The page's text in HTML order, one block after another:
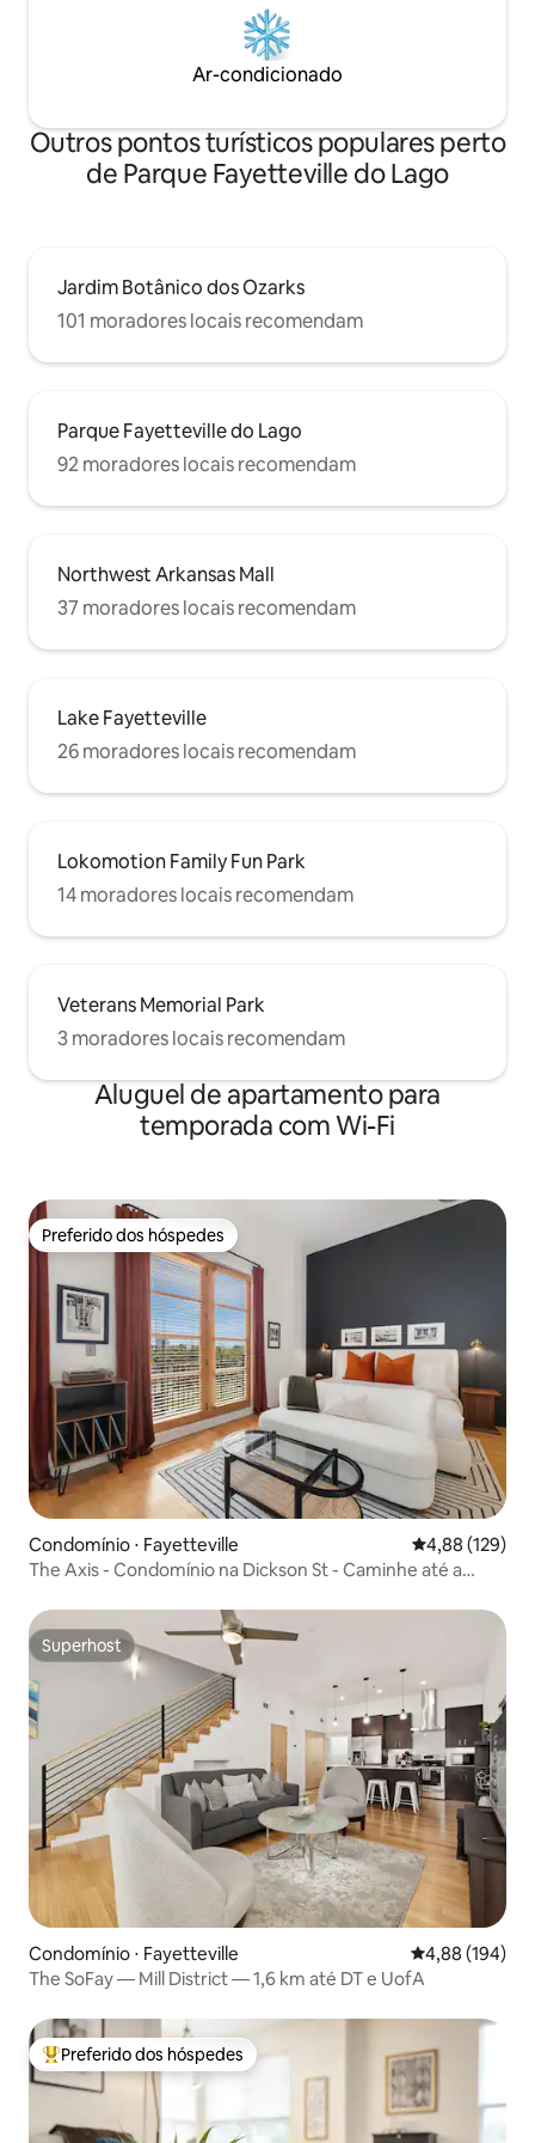
Ar-condicionado
Outros pontos turísticos populares perto
de Parque Fayetteville do Lago
Jardim Botânico dos Ozarks
101 moradores locais recomendam
Parque Fayetteville do Lago
92 moradores locais recomendam
Northwest Arkansas Mall
37 moradores locais recomendam
Lake Fayetteville
26 moradores locais recomendam
Lokomotion Family Fun Park
14 moradores locais recomendam
Veterans Memorial Park
3 moradores locais recomendam
Aluguel de apartamento para
temporada com Wi-Fi
Preferido dos hóspedes
Preferido dos hóspedes
Condomínio ⋅ Fayetteville 4,88 de uma
4,88 (129)
The Axis - Condomínio na Dickson St - Caminhe até a
Superhost
Superhost
Condomínio ⋅ Fayetteville 4,88 de uma
4,88 (194)
The SoFay — Mill District — 1,6 km até DT e UofA
Entre os melhores preferidos dos hóspedes
Preferido dos hóspedes